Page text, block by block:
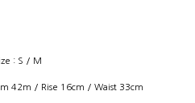
: S / M
42m / Rise 16cm / Waist 33cm